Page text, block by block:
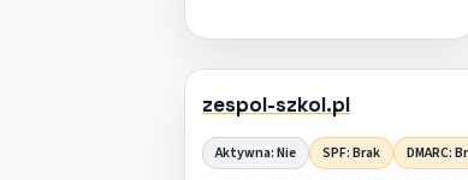
zespol-szkol.pl
Aktywna: Nie SPF: Brak DMARC: